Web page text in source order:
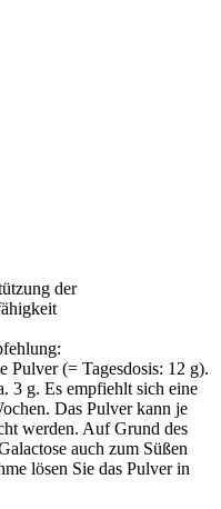
der
Pulver (= Tagesdosis: 12 g).
3 g. Es empfiehlt sich eine
Das Pulver kann je
werden. Auf Grund des
auch zum Süßen
lösen Sie das Pulver in